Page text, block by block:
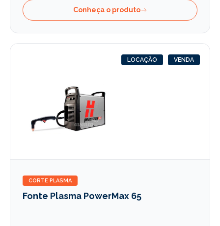
Conheça o produto
LOCAÇÃO VENDA
CORTE PLASMA
Fonte Plasma PowerMax 65